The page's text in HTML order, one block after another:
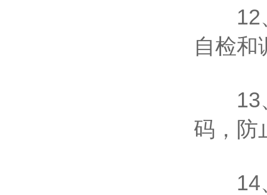
12、
自检和
13、
码，防
14、